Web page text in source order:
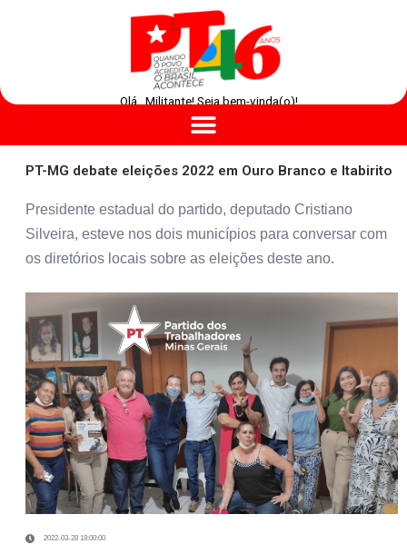
Olá , Militante! Seja bem-vinda(o)!
PT-MG debate eleições 2022 em Ouro Branco e Itabirito
Presidente estadual do partido, deputado Cristiano
Silveira, esteve nos dois municípios para conversar com
os diretórios locais sobre as eleições deste ano.
2022-03-28 18:00:00